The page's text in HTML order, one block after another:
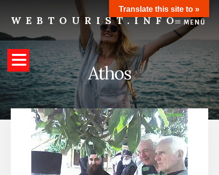
content
WEBTOURIST.INFO
Reisen
MENÜ
Athos
Translate this site to »